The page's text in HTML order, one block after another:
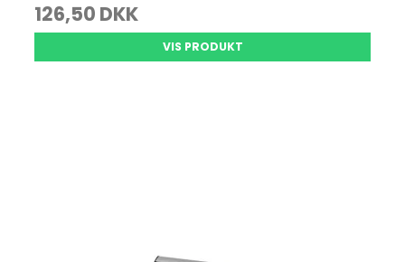
126,50 DKK
VIS PRODUKT